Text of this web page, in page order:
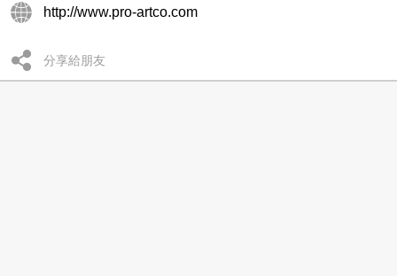
http://www.pro-artco.com
分享給朋友